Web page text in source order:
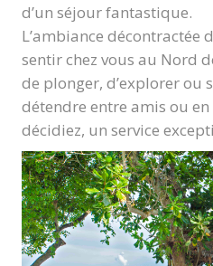
d’un séjour fantastique.
L’ambiance décontractée
sentir chez vous au Nord
de plonger, d’explorer ou
détendre entre amis ou
décidiez, un service